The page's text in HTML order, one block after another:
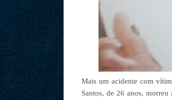
Mais um acidente com
Santos, de 26 anos,